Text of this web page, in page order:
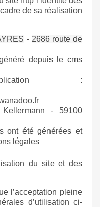
de sa réalisation
- 2686 route de
depuis le cms
:
- 59100
ont été générées et
légales
du site et des
l’acceptation pleine
d’utilisation ci-